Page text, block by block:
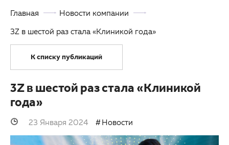
Партнерам
Закупки
Клуб офтальмологов
Детская офтальмология
Оптика
Главная
Новости компании
3Z в шестой раз стала «Клиникой года»
К списку публикаций
3Z в шестой раз стала «Клиникой
года»
23 Января 2024 Новости